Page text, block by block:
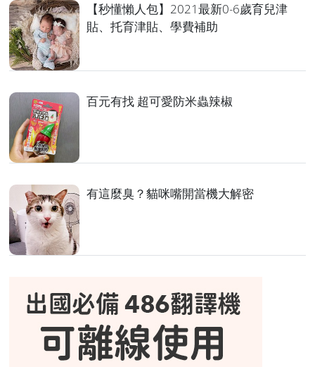
【秒懂懶人包】2021最新0-6歲育兒津
貼、托育津貼、學費補助
百元有找 超可愛防米蟲辣椒
有這麼臭？貓咪嘴開當機大解密